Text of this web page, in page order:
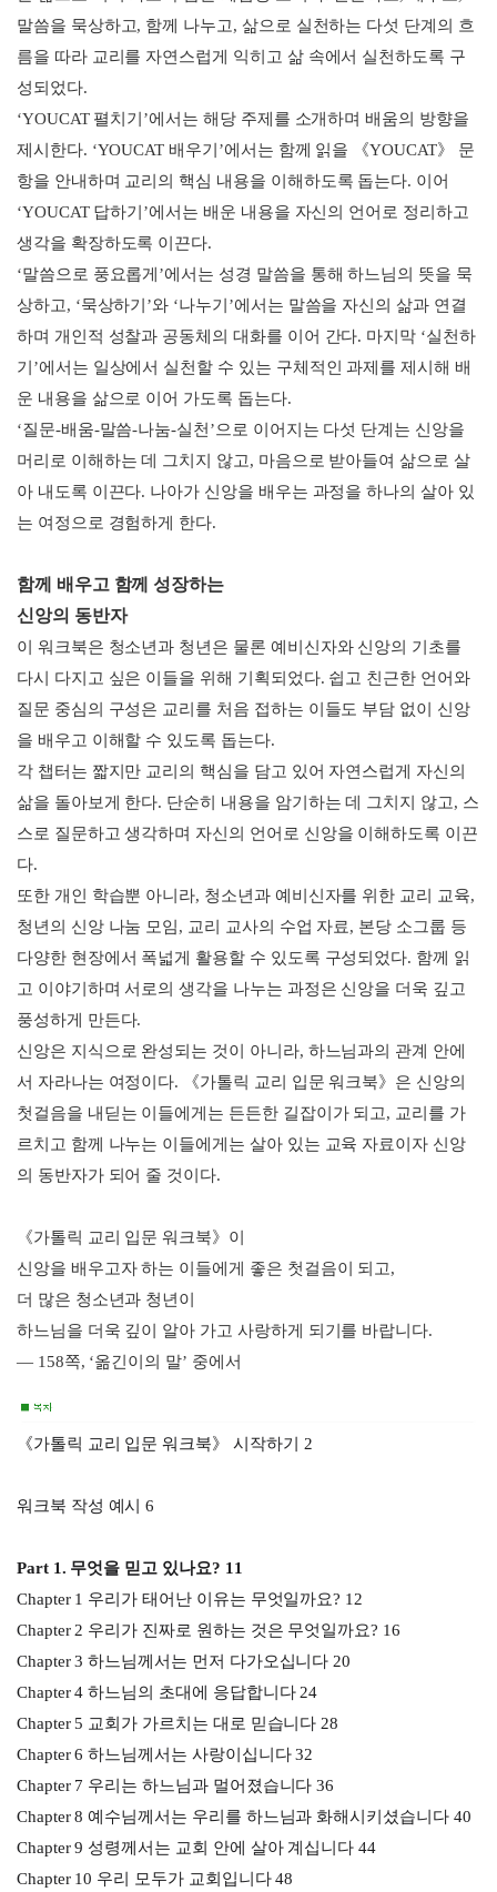
말씀을 묵상하고, 함께 나누고, 삶으로 실천하는 다섯 단계의 흐
름을 따라 교리를 자연스럽게 익히고 삶 속에서 실천하도록 구
성되었다.
‘YOUCAT 펼치기’에서는 해당 주제를 소개하며 배움의 방향을
제시한다. ‘YOUCAT 배우기’에서는 함께 읽을 《YOUCAT》 문
항을 안내하며 교리의 핵심 내용을 이해하도록 돕는다. 이어
‘YOUCAT 답하기’에서는 배운 내용을 자신의 언어로 정리하고
생각을 확장하도록 이끈다.
‘말씀으로 풍요롭게’에서는 성경 말씀을 통해 하느님의 뜻을 묵
상하고, ‘묵상하기’와 ‘나누기’에서는 말씀을 자신의 삶과 연결
하며 개인적 성찰과 공동체의 대화를 이어 간다. 마지막 ‘실천하
기’에서는 일상에서 실천할 수 있는 구체적인 과제를 제시해 배
운 내용을 삶으로 이어 가도록 돕는다.
‘질문-배움-말씀-나눔-실천’으로 이어지는 다섯 단계는 신앙을
머리로 이해하는 데 그치지 않고, 마음으로 받아들여 삶으로 살
아 내도록 이끈다. 나아가 신앙을 배우는 과정을 하나의 살아 있
는 여정으로 경험하게 한다.
함께 배우고 함께 성장하는
신앙의 동반자
이 워크북은 청소년과 청년은 물론 예비신자와 신앙의 기초를
다시 다지고 싶은 이들을 위해 기획되었다. 쉽고 친근한 언어와
질문 중심의 구성은 교리를 처음 접하는 이들도 부담 없이 신앙
을 배우고 이해할 수 있도록 돕는다.
각 챕터는 짧지만 교리의 핵심을 담고 있어 자연스럽게 자신의
삶을 돌아보게 한다. 단순히 내용을 암기하는 데 그치지 않고, 스
스로 질문하고 생각하며 자신의 언어로 신앙을 이해하도록 이끈
다.
또한 개인 학습뿐 아니라, 청소년과 예비신자를 위한 교리 교육,
청년의 신앙 나눔 모임, 교리 교사의 수업 자료, 본당 소그룹 등
다양한 현장에서 폭넓게 활용할 수 있도록 구성되었다. 함께 읽
고 이야기하며 서로의 생각을 나누는 과정은 신앙을 더욱 깊고
풍성하게 만든다.
신앙은 지식으로 완성되는 것이 아니라, 하느님과의 관계 안에
서 자라나는 여정이다. 《가톨릭 교리 입문 워크북》은 신앙의
첫걸음을 내딛는 이들에게는 든든한 길잡이가 되고, 교리를 가
르치고 함께 나누는 이들에게는 살아 있는 교육 자료이자 신앙
의 동반자가 되어 줄 것이다.
《가톨릭 교리 입문 워크북》이
신앙을 배우고자 하는 이들에게 좋은 첫걸음이 되고,
더 많은 청소년과 청년이
하느님을 더욱 깊이 알아 가고 사랑하게 되기를 바랍니다.
― 158쪽, ‘옮긴이의 말’ 중에서
《가톨릭 교리 입문 워크북》 시작하기 2
워크북 작성 예시 6
Part 1. 무엇을 믿고 있나요? 11
Chapter 1 우리가 태어난 이유는 무엇일까요? 12
Chapter 2 우리가 진짜로 원하는 것은 무엇일까요? 16
Chapter 3 하느님께서는 먼저 다가오십니다 20
Chapter 4 하느님의 초대에 응답합니다 24
Chapter 5 교회가 가르치는 대로 믿습니다 28
Chapter 6 하느님께서는 사랑이십니다 32
Chapter 7 우리는 하느님과 멀어졌습니다 36
Chapter 8 예수님께서는 우리를 하느님과 화해시키셨습니다 40
Chapter 9 성령께서는 교회 안에 살아 계십니다 44
Chapter 10 우리 모두가 교회입니다 48